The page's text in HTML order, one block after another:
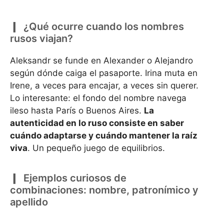
¿Qué ocurre cuando los nombres
rusos viajan?
Aleksandr se funde en Alexander o Alejandro
según dónde caiga el pasaporte. Irina muta en
Irene, a veces para encajar, a veces sin querer.
Lo interesante: el fondo del nombre navega
ileso hasta París o Buenos Aires. La
autenticidad en lo ruso consiste en saber
cuándo adaptarse y cuándo mantener la raíz
viva. Un pequeño juego de equilibrios.
Ejemplos curiosos de
combinaciones: nombre, patronímico y
apellido